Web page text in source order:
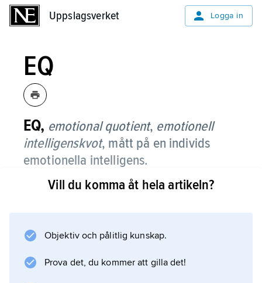
Uppslagsverket Logga in
EQ
EQ, emotional quotient, emotionell
intelligenskvot, mått på en individs
emotionella intelligens.
EQ används ofta som beteckning för själva
Vill du komma åt hela artikeln?
Objektiv och pålitlig kunskap.
Prova det, du kommer att gilla det!